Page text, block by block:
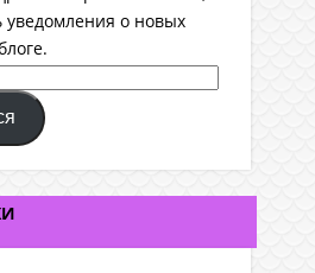
уведомления о новых